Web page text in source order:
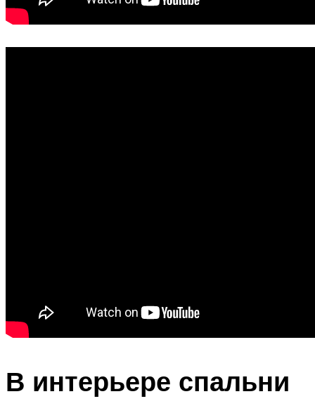
В интерьере спальни